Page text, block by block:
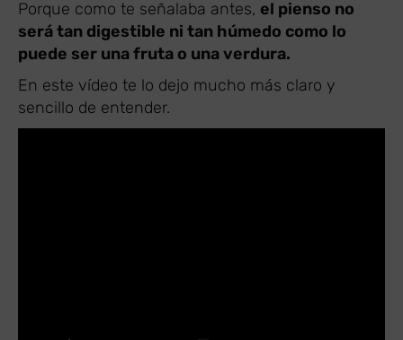
Porque como te señalaba antes, el pienso no
será tan digestible ni tan húmedo como lo
puede ser una fruta o una verdura.
En este vídeo te lo dejo mucho más claro y
sencillo de entender.